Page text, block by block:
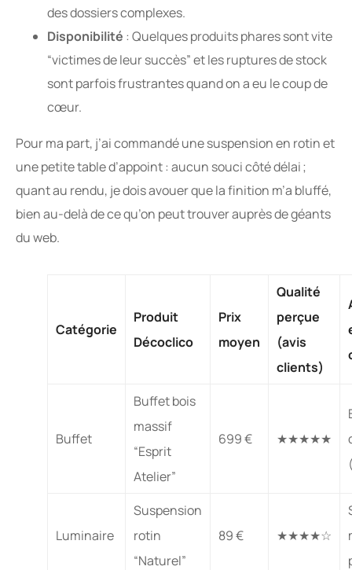
des dossiers complexes.
Disponibilité : Quelques produits phares sont vite
“victimes de leur succès” et les ruptures de stock
sont parfois frustrantes quand on a eu le coup de
cœur.
Pour ma part, j’ai commandé une suspension en rotin et
une petite table d’appoint : aucun souci côté délai ;
quant au rendu, je dois avouer que la finition m’a bluffé,
bien au-delà de ce qu’on peut trouver auprès de géants
du web.
Catégorie
Produit
Décoclico
Prix
moyen
Qualité
perçue
(avis
clients)
Buffet
Buffet bois
massif
“Esprit
Atelier”
699 € ★★★★★
Luminaire
Suspension
rotin
“Naturel”
89 € ★★★★☆